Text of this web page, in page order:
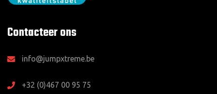
Contacteer ons
info@jumpxtreme.be
+32 (0)467 00 95 75